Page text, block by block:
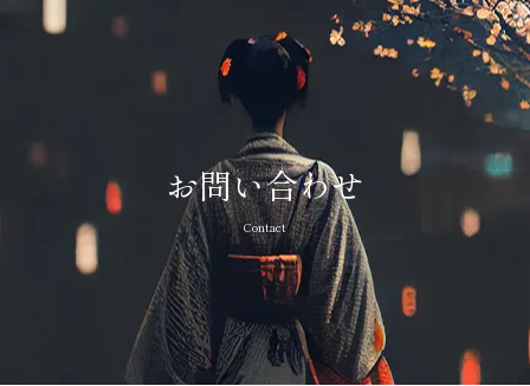
お問い合わせ
Contact